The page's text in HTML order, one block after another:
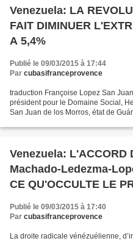
Venezuela: LA
FAIT DIMINUER
A 5,4%
Publié le 09/03/2015 à 17:44
Par cubasifranceprovence
traduction Françoise Lopez San
président pour le Domaine Social,
San Juan de los Morros, état de
Venezuela: L'ACCORD
Machado-Ledezma-
CE QU'OCCULTE LE
DROITE
D'UN COUP D'ETAT
Publié le 09/03/2015 à 17:40
Par cubasifranceprovence
La droite radicale vénézuélienne,